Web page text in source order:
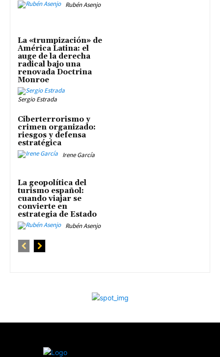
Rubén Asenjo
La «trumpización» de
América Latina: el
auge de la derecha
radical bajo una
renovada Doctrina
Monroe
Sergio Estrada
Ciberterrorismo y
crimen organizado:
riesgos y defensa
estratégica
Irene García
La geopolítica del
turismo español:
cuando viajar se
convierte en
estrategia de Estado
Rubén Asenjo